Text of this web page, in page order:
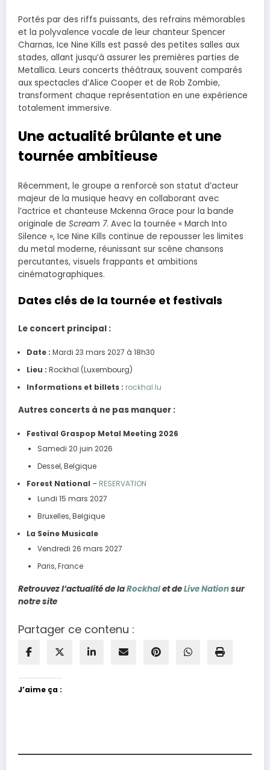
Portés par des riffs puissants, des refrains mémorables
et la polyvalence vocale de leur chanteur Spencer
Charnas, Ice Nine Kills est passé des petites salles aux
stades, allant jusqu’à assurer les premières parties de
Metallica. Leurs concerts théâtraux, souvent comparés
aux spectacles d’Alice Cooper et de Rob Zombie,
transforment chaque représentation en une expérience
totalement immersive.
Une actualité brûlante et une
tournée ambitieuse
Récemment, le groupe a renforcé son statut d’acteur
majeur de la musique heavy en collaborant avec
l’actrice et chanteuse Mckenna Grace pour la bande
originale de Scream 7. Avec la tournée « March Into
Silence », Ice Nine Kills continue de repousser les limites
du metal moderne, réunissant sur scène chansons
percutantes, visuels frappants et ambitions
cinématographiques.
Dates clés de la tournée et festivals
Le concert principal :
Date : Mardi 23 mars 2027 à 18h30
Lieu : Rockhal (Luxembourg)
Informations et billets : rockhal.lu
Autres concerts à ne pas manquer :
Festival Graspop Metal Meeting 2026
Samedi 20 juin 2026
Dessel, Belgique
Forest National – RESERVATION
Lundi 15 mars 2027
Bruxelles, Belgique
La Seine Musicale
Vendredi 26 mars 2027
Paris, France
Retrouvez l’actualité de laRockhalet deLive Nationsur
notre site
Partager ce contenu :
J’aime ça :